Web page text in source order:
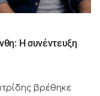
Η συνέντευξη
βρέθηκε